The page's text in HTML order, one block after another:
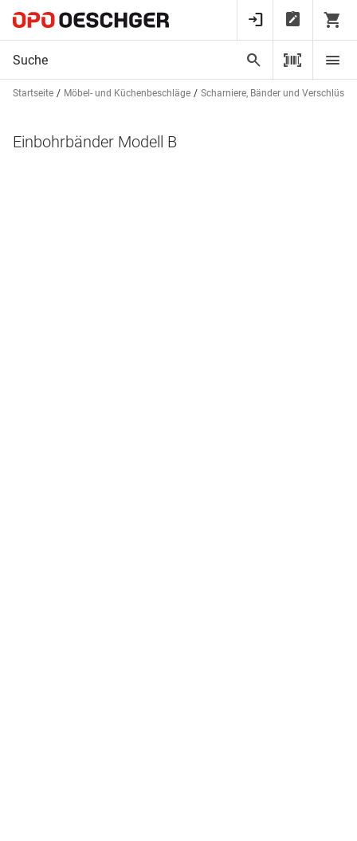
Startseite Möbel- und Küchenbeschläge Scharniere, Bänder und Verschlüsse
Einbohrbänder Modell B